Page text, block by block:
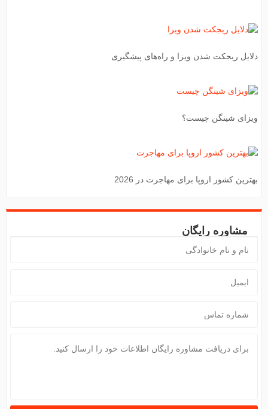
دلایل ریجکت شدن ویزا و راه‌های پیشگیری
ویزای شینگن چیست؟
بهترین کشور اروپا برای مهاجرت در 2026
مشاوره رایگان